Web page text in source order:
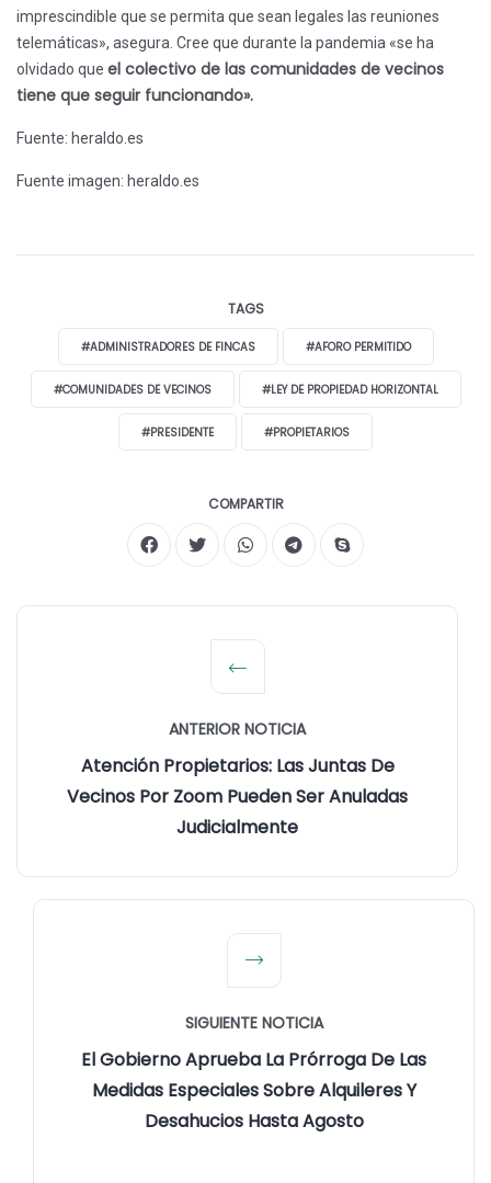
imprescindible que se permita que sean legales las reuniones
telemáticas», asegura. Cree que durante la pandemia «se ha
olvidado que el colectivo de las comunidades de vecinos
tiene que seguir funcionando».
Fuente: heraldo.es
Fuente imagen: heraldo.es
TAGS
#ADMINISTRADORES DE FINCAS #AFORO PERMITIDO
#COMUNIDADES DE VECINOS #LEY DE PROPIEDAD HORIZONTAL
#PRESIDENTE #PROPIETARIOS
COMPARTIR
ANTERIOR NOTICIA
Atención Propietarios: Las Juntas De
Vecinos Por Zoom Pueden Ser Anuladas
Judicialmente
SIGUIENTE NOTICIA
El Gobierno Aprueba La Prórroga De Las
Medidas Especiales Sobre Alquileres Y
Desahucios Hasta Agosto